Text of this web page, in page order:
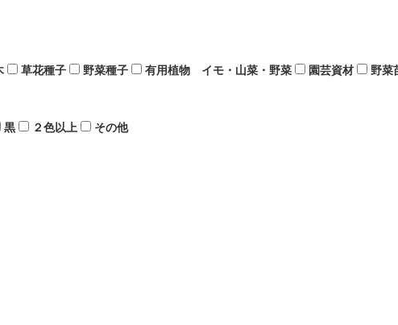
草花種子 野菜種子 有用植物 イモ・山菜・野菜 園芸資材 野菜
黒 ２色以上 その他